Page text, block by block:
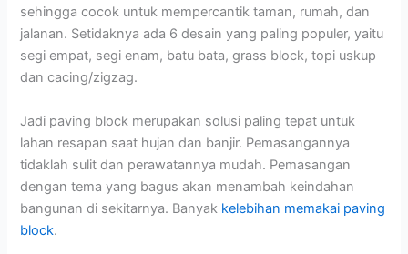
sehingga cocok untuk mempercantik taman, rumah, dan
jalanan. Setidaknya ada 6 desain yang paling populer, yaitu
segi empat, segi enam, batu bata, grass block, topi uskup
dan cacing/zigzag.
Jadi paving block merupakan solusi paling tepat untuk
lahan resapan saat hujan dan banjir. Pemasangannya
tidaklah sulit dan perawatannya mudah. Pemasangan
dengan tema yang bagus akan menambah keindahan
bangunan di sekitarnya. Banyak kelebihan memakai paving
block.